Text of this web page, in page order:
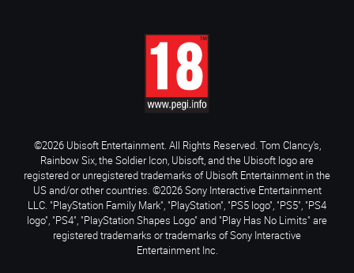
©2026 Ubisoft Entertainment. All Rights Reserved. Tom Clancy’s,
Rainbow Six, the Soldier Icon, Ubisoft, and the Ubisoft logo are
registered or unregistered trademarks of Ubisoft Entertainment in the
US and/or other countries. ©2026 Sony Interactive Entertainment
LLC. "PlayStation Family Mark", "PlayStation", "PS5 logo", "PS5", "PS4
logo", "PS4", "PlayStation Shapes Logo" and "Play Has No Limits" are
registered trademarks or trademarks of Sony Interactive
Entertainment Inc.